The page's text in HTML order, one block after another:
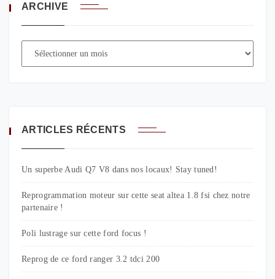
ARCHIVE
ARTICLES RÉCENTS
Un superbe Audi Q7 V8 dans nos locaux! Stay tuned!
Reprogrammation moteur sur cette seat altea 1.8 fsi chez notre
partenaire !
Poli lustrage sur cette ford focus !
Reprog de ce ford ranger 3.2 tdci 200